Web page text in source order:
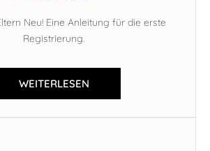
Neu! Eine Anleitung für die erste
Registrierung.
WEITERLESEN